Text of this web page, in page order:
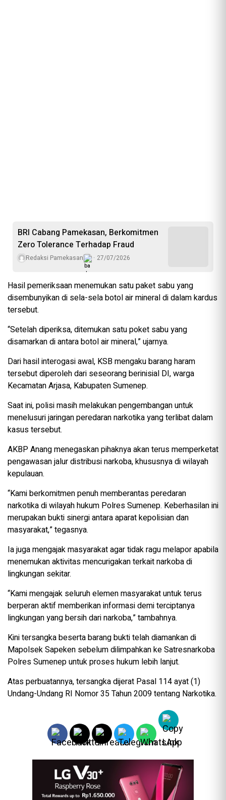
BRI Cabang Pamekasan, Berkomitmen
Zero Tolerance Terhadap Fraud
Redaksi Pamekasan 27/07/2026
Hasil pemeriksaan menemukan satu paket sabu yang
disembunyikan di sela-sela botol air mineral di dalam kardus
tersebut.
“Setelah diperiksa, ditemukan satu poket sabu yang
disamarkan di antara botol air mineral,” ujarnya.
Dari hasil interogasi awal, KSB mengaku barang haram
tersebut diperoleh dari seseorang berinisial DI, warga
Kecamatan Arjasa, Kabupaten Sumenep.
Saat ini, polisi masih melakukan pengembangan untuk
menelusuri jaringan peredaran narkotika yang terlibat dalam
kasus tersebut.
AKBP Anang menegaskan pihaknya akan terus memperketat
pengawasan jalur distribusi narkoba, khususnya di wilayah
kepulauan.
“Kami berkomitmen penuh memberantas peredaran
narkotika di wilayah hukum Polres Sumenep. Keberhasilan ini
merupakan bukti sinergi antara aparat kepolisian dan
masyarakat,” tegasnya.
Ia juga mengajak masyarakat agar tidak ragu melapor apabila
menemukan aktivitas mencurigakan terkait narkoba di
lingkungan sekitar.
“Kami mengajak seluruh elemen masyarakat untuk terus
berperan aktif memberikan informasi demi terciptanya
lingkungan yang bersih dari narkoba,” tambahnya.
Kini tersangka beserta barang bukti telah diamankan di
Mapolsek Sapeken sebelum dilimpahkan ke Satresnarkoba
Polres Sumenep untuk proses hukum lebih lanjut.
Atas perbuatannya, tersangka dijerat Pasal 114 ayat (1)
Undang-Undang RI Nomor 35 Tahun 2009 tentang Narkotika.